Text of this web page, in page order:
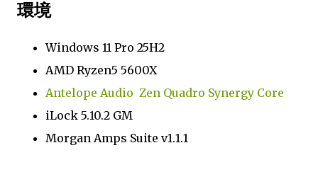
環境
Windows 11 Pro 25H2
AMD Ryzen5 5600X
Antelope Audio Zen Quadro Synergy Core
iLock 5.10.2 GM
Morgan Amps Suite v1.1.1